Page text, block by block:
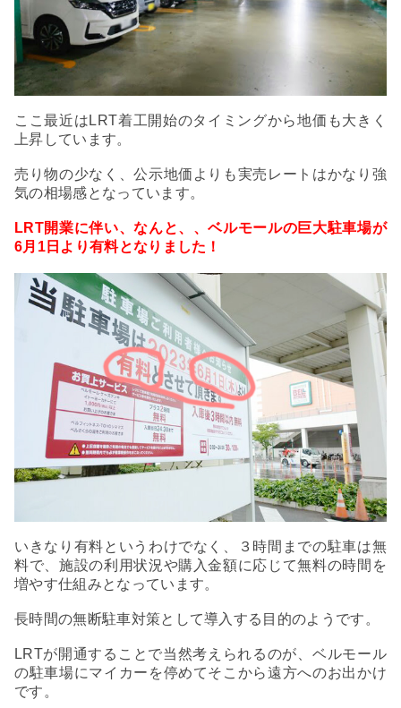
ここ最近はLRT着工開始のタイミングから地価も大きく
上昇しています。
売り物の少なく、公示地価よりも実売レートはかなり強
気の相場感となっています。
LRT開業に伴い、なんと、、ベルモールの巨大駐車場が
6月1日より有料となりました！
いきなり有料というわけでなく、３時間までの駐車は無
料で、施設の利用状況や購入金額に応じて無料の時間を
増やす仕組みとなっています。
長時間の無断駐車対策として導入する目的のようです。
LRTが開通することで当然考えられるのが、ベルモール
の駐車場にマイカーを停めてそこから遠方へのお出かけ
です。